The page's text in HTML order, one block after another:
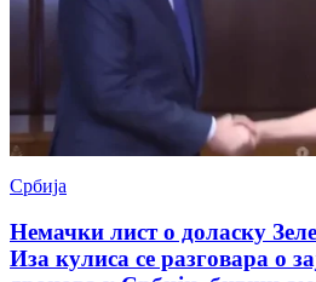
Србија
Немачки лист о доласку
Иза кулиса се разговара о